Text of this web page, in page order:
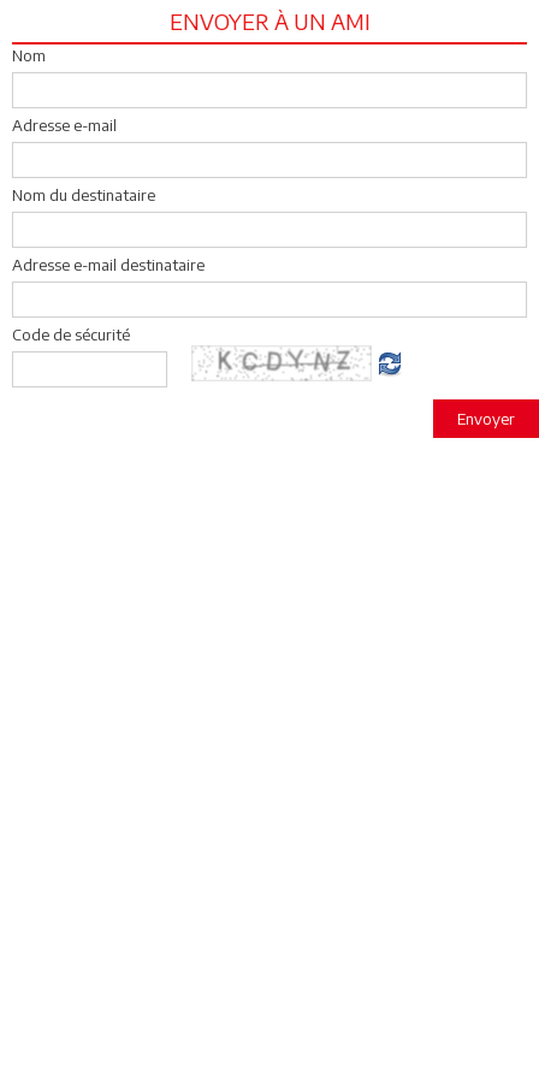
ENVOYER À UN AMI
Nom
Adresse e-mail
Nom du destinataire
Adresse e-mail destinataire
Code de sécurité
Envoyer